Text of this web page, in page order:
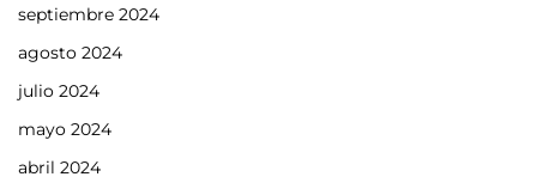
septiembre 2024
agosto 2024
julio 2024
mayo 2024
abril 2024